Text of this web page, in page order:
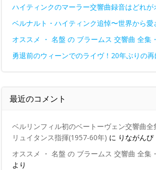
ハイティンクのマーラー交響曲録音はどれが
ベルナルト・ハイティンク追悼〜世界から愛
オススメ ・ 名盤 の ブラームス 交響曲 全集
勇退前のウィーンでのライヴ！20年ぶりの再
最近のコメント
ベルリンフィル初のベートーヴェン交響曲
リュイタンス指揮(1957-60年) に りながんぴ
オススメ ・ 名盤 の ブラームス 交響曲 全集
より